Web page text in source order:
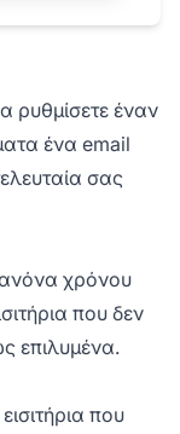
ρυθμίσετε έναν
ένα email
σας
χρόνου
που δεν
επιλυμένα.
που